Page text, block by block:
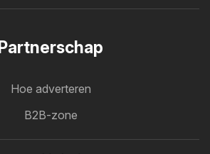
Partnerschap
Hoe adverteren
B2B-zone